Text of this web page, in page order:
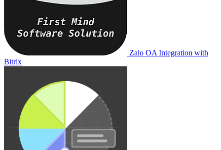
Zalo OA Integration with
Bitrix